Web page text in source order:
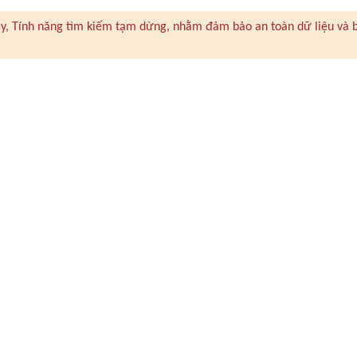
Tính năng tìm kiếm tạm dừng, nhằm đảm bảo an toàn dữ liệu và